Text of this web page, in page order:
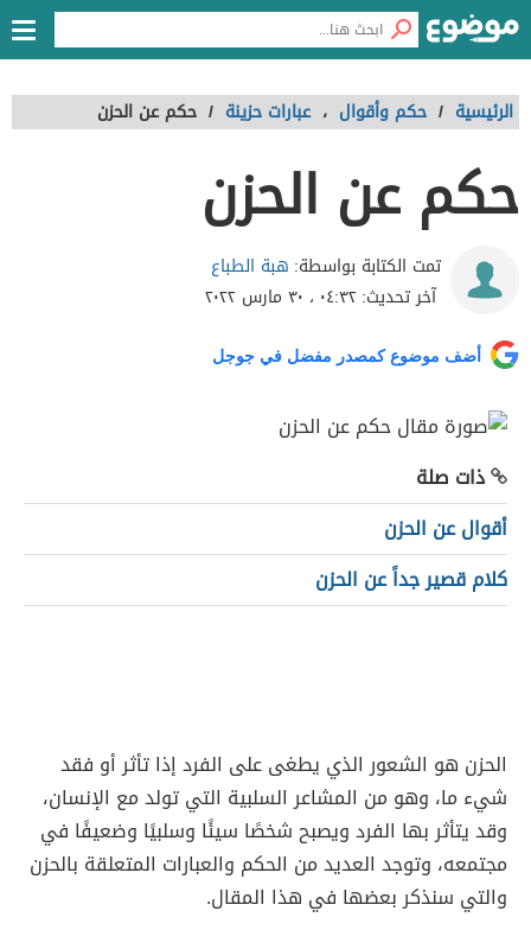
الرئيسية / حكم وأقوال ، عبارات حزينة / حكم عن الحزن
حكم عن الحزن
تمت الكتابة بواسطة: هبة الطباع
آخر تحديث:٠٤:٣٢ ، ٣٠ مارس ٢٠٢٢
أضف موضوع كمصدر مفضل في جوجل
ذات صلة
أقوال عن الحزن
كلام قصير جداً عن الحزن
الحزن هو الشعور الذي يطغى على الفرد إذا تأثر أو فقد
شيء ما، وهو من المشاعر السلبية التي تولد مع الإنسان،
وقد يتأثر بها الفرد ويصبح شخصًا سيئًا وسلبيًا وضعيفًا في
مجتمعه، وتوجد العديد من الحكم والعبارات المتعلقة بالحزن
والتي سنذكر بعضها في هذا المقال.